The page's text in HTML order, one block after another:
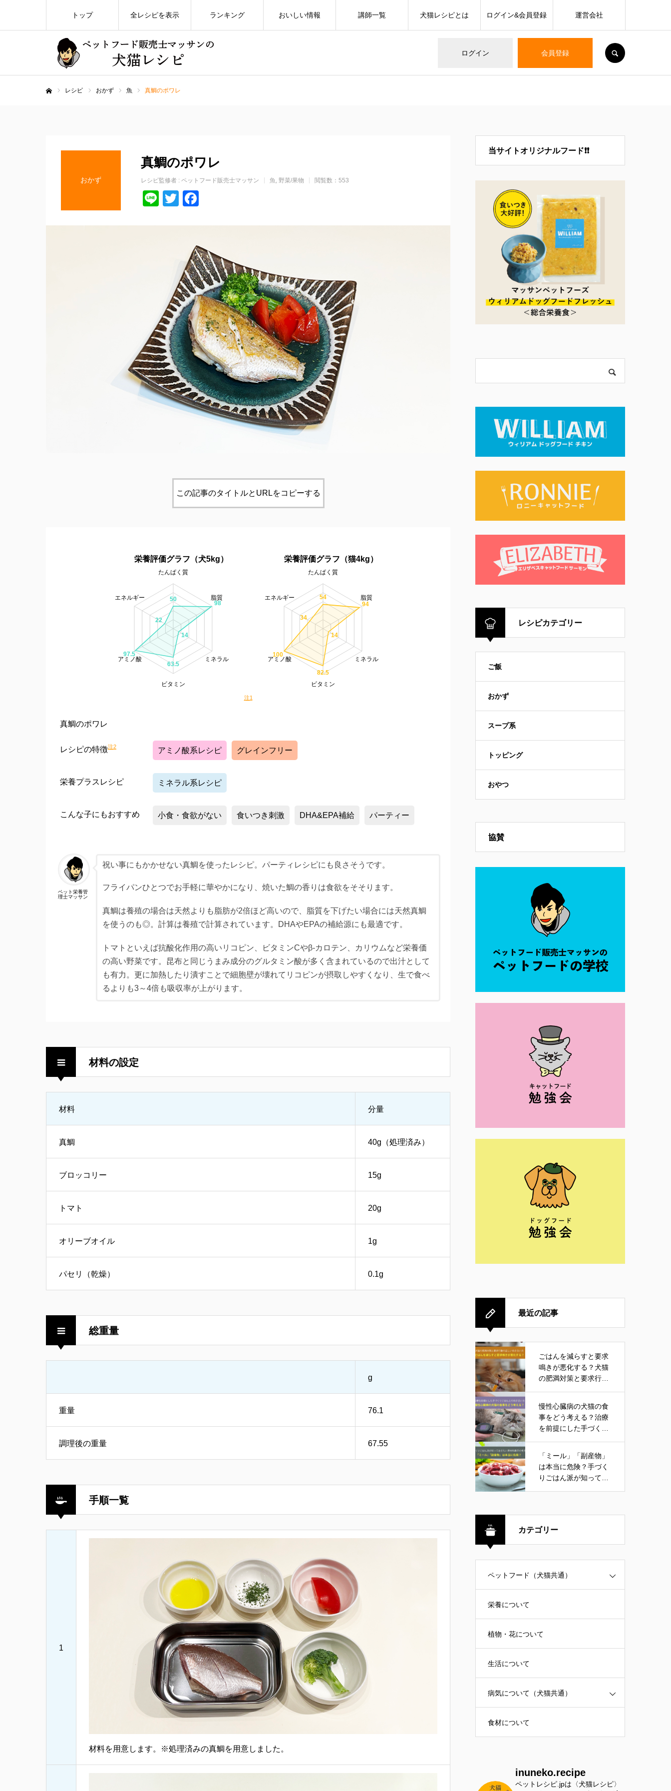
ログイン 会員登録
トップ 全レシピを表示 ランキング おいしい情報 講師一覧 犬猫レシピとは ログイン&会員登録 運営会社
レシピ おかず 魚 真鯛のポワレ
おかず
真鯛のポワレ
レシピ監修者 : ペットフード販売士マッサン 魚 野菜/果物 閲覧数：553
LineTwitter
この記事のタイトルとURLをコピーする
栄養評価グラフ（犬5kg）
22
50
98
14
63.5
97.5
エネルギー
たんぱく質
脂質
ミネラル
ビタミン
アミノ酸
栄養評価グラフ（猫4kg）
34
54
94
14
82.5
100
エネルギー
たんぱく質
脂質
ミネラル
ビタミン
アミノ酸
注1
真鯛のポワレ
レシピの特徴注2 アミノ酸系レシピ グレインフリー
栄養プラスレシピ ミネラル系レシピ
こんな子にもおすすめ 小食・食欲がない 食いつき刺激 DHA&EPA補給 パーティー
ペット栄養管
理士マッサン
祝い事にもかかせない真鯛を使ったレシピ。パーティレシピにも良さそうです。
フライパンひとつでお手軽に華やかになり、焼いた鯛の香りは食欲をそそります。
真鯛は養殖の場合は天然よりも脂肪が2倍ほど高いので、脂質を下げたい場合には天然真鯛
を使うのも◎。計算は養殖で計算されています。DHAやEPAの補給源にも最適です。
トマトといえば抗酸化作用の高いリコピン、ビタミンCやβ-カロテン、カリウムなど栄養価
の高い野菜です。昆布と同じうまみ成分のグルタミン酸が多く含まれているので出汁として
も有力。更に加熱したり潰すことで細胞壁が壊れてリコピンが摂取しやすくなり、生で食べ
るよりも3～4倍も吸収率が上がります。
材料の設定
材料 分量
真鯛 40g（処理済み）
ブロッコリー 15g
トマト 20g
オリーブオイル 1g
パセリ（乾燥） 0.1g
総重量
g
重量 76.1
調理後の重量 67.55
手順一覧
1
材料を用意します。※処理済みの真鯛を用意しました。
当サイトオリジナルフード❗❗
レシピカテゴリー
ご飯
おかず
スープ系
トッピング
おやつ
協賛
最近の記事
ごはんを減らすと要求
鳴きが悪化する？犬猫
の肥満対策と要求行動
慢性心臓病の犬猫の食
事をどう考える？治療
を前提にした手づくり
「ミール」「副産物」
は本当に危険？手づく
りごはん派が知ってお
カテゴリー
ペットフード（犬猫共通）
栄養について
植物・花について
生活について
病気について（犬猫共通）
食材について
inuneko.recipe
ペットレシピ.jpは〈犬猫レシピ〉